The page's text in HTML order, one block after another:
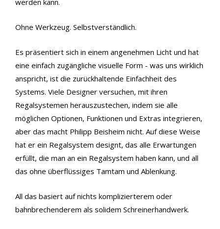
werden kann.
Ohne Werkzeug. Selbstverständlich.
Es präsentiert sich in einem angenehmen Licht und hat
eine einfach zugängliche visuelle Form - was uns wirklich
anspricht, ist die zurückhaltende Einfachheit des
Systems. Viele Designer versuchen, mit ihren
Regalsystemen herauszustechen, indem sie alle
möglichen Optionen, Funktionen und Extras integrieren,
aber das macht Philipp Beisheim nicht. Auf diese Weise
hat er ein Regalsystem designt, das alle Erwartungen
erfüllt, die man an ein Regalsystem haben kann, und all
das ohne überflüssiges Tamtam und Ablenkung.
All das basiert auf nichts komplizierterem oder
bahnbrechenderem als solidem Schreinerhandwerk.